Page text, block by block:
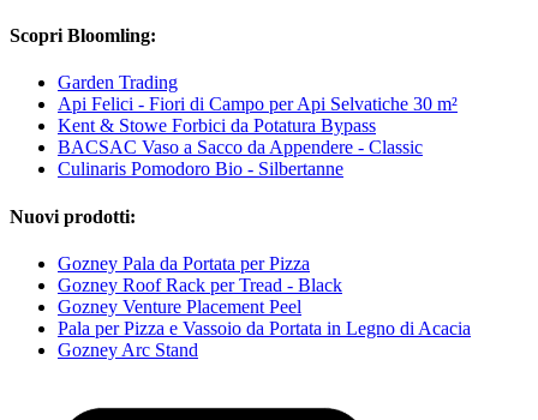
Scopri Bloomling:
Garden Trading
Api Felici - Fiori di Campo per Api Selvatiche 30 m²
Kent & Stowe Forbici da Potatura Bypass
BACSAC Vaso a Sacco da Appendere - Classic
Culinaris Pomodoro Bio - Silbertanne
Nuovi prodotti:
Gozney Pala da Portata per Pizza
Gozney Roof Rack per Tread - Black
Gozney Venture Placement Peel
Pala per Pizza e Vassoio da Portata in Legno di Acacia
Gozney Arc Stand